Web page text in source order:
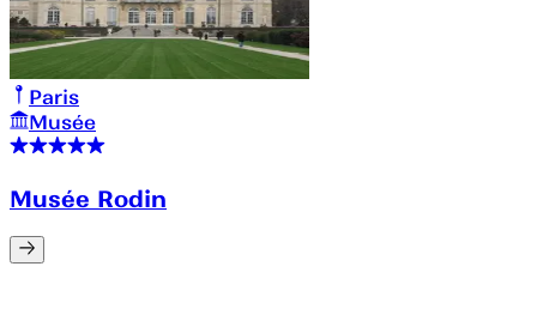
Paris
Musée
Musée Rodin